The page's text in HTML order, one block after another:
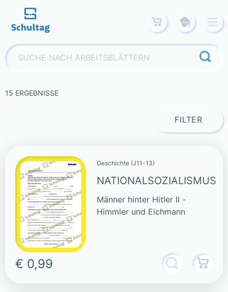
content
Suchen
nach:
15 ERGEBNISSE
FILTER
Geschichte (J11-13)
NATIONALSOZIALISMUS
Männer hinter Hitler II -
Himmler und Eichmann
€ 0,99